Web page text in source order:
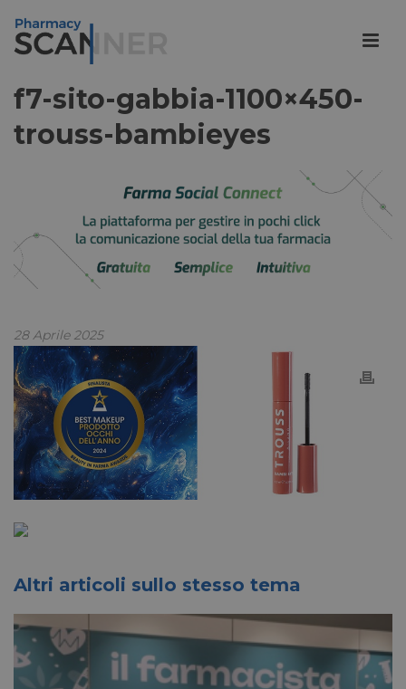
f7-sito-gabbia-1100×450-
trouss-bambieyes
28 Aprile 2025
Altri articoli sullo stesso tema